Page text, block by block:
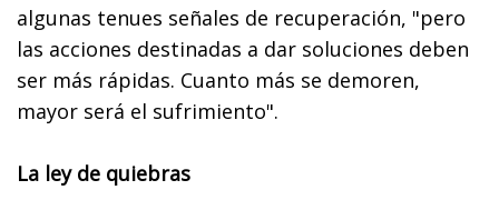
algunas tenues señales de recuperación, "pero
las acciones destinadas a dar soluciones deben
ser más rápidas. Cuanto más se demoren,
mayor será el sufrimiento".
La ley de quiebras